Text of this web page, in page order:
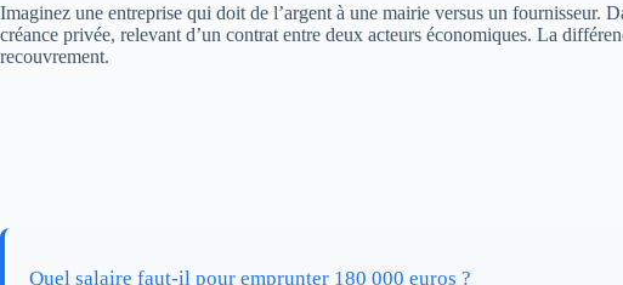
Imaginez une entreprise qui doit de l’argent à une mairie versus un fournisseur.
créance privée, relevant d’un contrat entre deux acteurs économiques. La
recouvrement.
Quel salaire faut-il pour emprunter 180 000 euros ?